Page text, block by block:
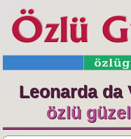
Leonarda da
özlü